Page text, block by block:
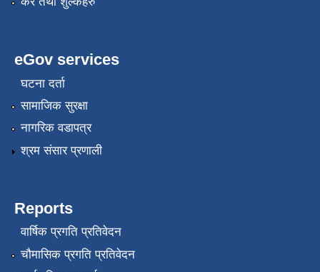
eGov services
घटना दर्ता
सामाजिक सुरक्षा
नागरिक वडापत्र
श्रम संसार प्रणाली
Reports
वार्षिक प्रगति प्रतिवेदन
चौमासिक प्रगति प्रतिवेदन